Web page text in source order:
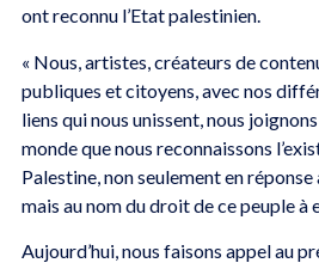
ont reconnu l’Etat palestinien.
« Nous, artistes, créateurs de
publiques et citoyens, avec nos
liens qui nous unissent, nous
monde que nous reconnaissons
Palestine, non seulement en réponse
mais au nom du droit de ce peuple à
Aujourd’hui, nous faisons appel au